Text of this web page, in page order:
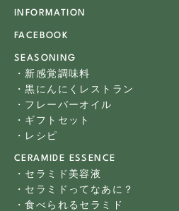
INFORMATION
FACEBOOK
SEASONING
・新感覚調味料
・黒にんにくレストラン
・フレーバーオイル
・ギフトセット
・レシピ
CERAMIDE ESSENCE
・セラミド美容液
・セラミドってなあに？
・食べられるセラミド